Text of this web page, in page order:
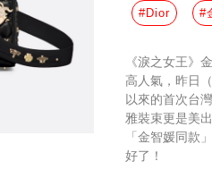
#Dior #
《淚之女王》
高人氣，昨日
以來的首次台
雅裝束更是美
「金智媛同款
好了！